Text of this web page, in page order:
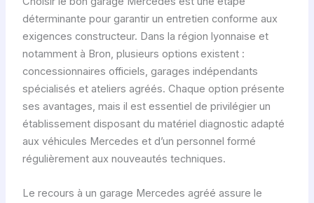
déterminante pour garantir un entretien conforme aux
exigences constructeur. Dans la région lyonnaise et
notamment à Bron, plusieurs options existent :
concessionnaires officiels, garages indépendants
spécialisés et ateliers agréés. Chaque option présente
ses avantages, mais il est essentiel de privilégier un
établissement disposant du matériel diagnostic adapté
aux véhicules Mercedes et d’un personnel formé
régulièrement aux nouveautés techniques.
Le recours à un garage Mercedes agréé assure le